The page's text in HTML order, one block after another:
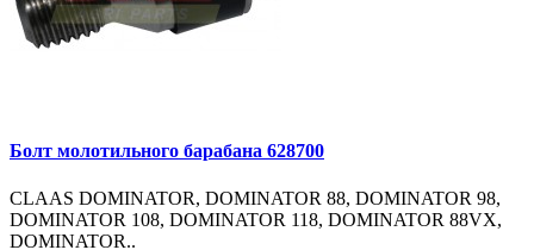
Болт молотильного барабана 628700
CLAAS DOMINATOR, DOMINATOR 88, DOMINATOR 98,
DOMINATOR 108, DOMINATOR 118, DOMINATOR 88VX,
DOMINATOR..